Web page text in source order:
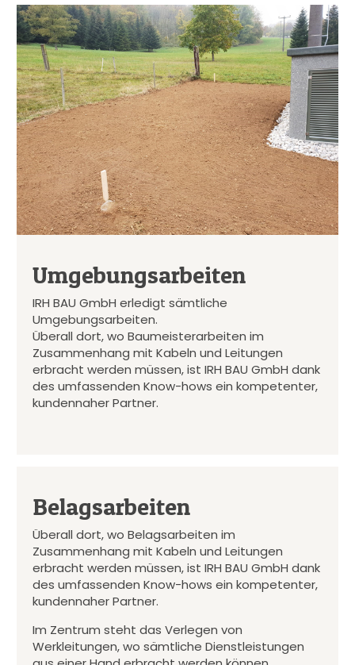
Umgebungsarbeiten
IRH BAU GmbH erledigt sämtliche
Umgebungsarbeiten.
Überall dort, wo Baumeisterarbeiten im
Zusammenhang mit Kabeln und Leitungen
erbracht werden müssen, ist IRH BAU GmbH dank
des umfassenden Know-hows ein kompetenter,
kundennaher Partner.
Belagsarbeiten
Überall dort, wo Belagsarbeiten im
Zusammenhang mit Kabeln und Leitungen
erbracht werden müssen, ist IRH BAU GmbH dank
des umfassenden Know-hows ein kompetenter,
kundennaher Partner.
Im Zentrum steht das Verlegen von
Werkleitungen, wo sämtliche Dienstleistungen